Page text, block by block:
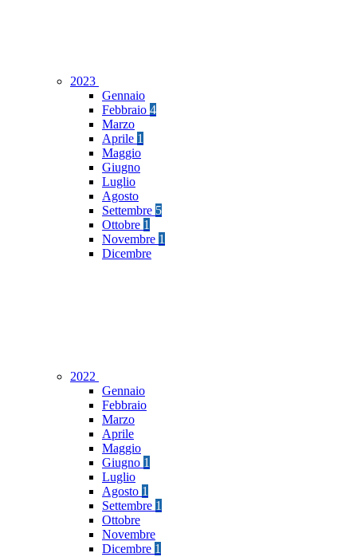
2023
Gennaio
Febbraio 4
Marzo
Aprile 1
Maggio
Giugno
Luglio
Agosto
Settembre 5
Ottobre 1
Novembre 1
Dicembre
2022
Gennaio
Febbraio
Marzo
Aprile
Maggio
Giugno 1
Luglio
Agosto 1
Settembre 1
Ottobre
Novembre
Dicembre 1